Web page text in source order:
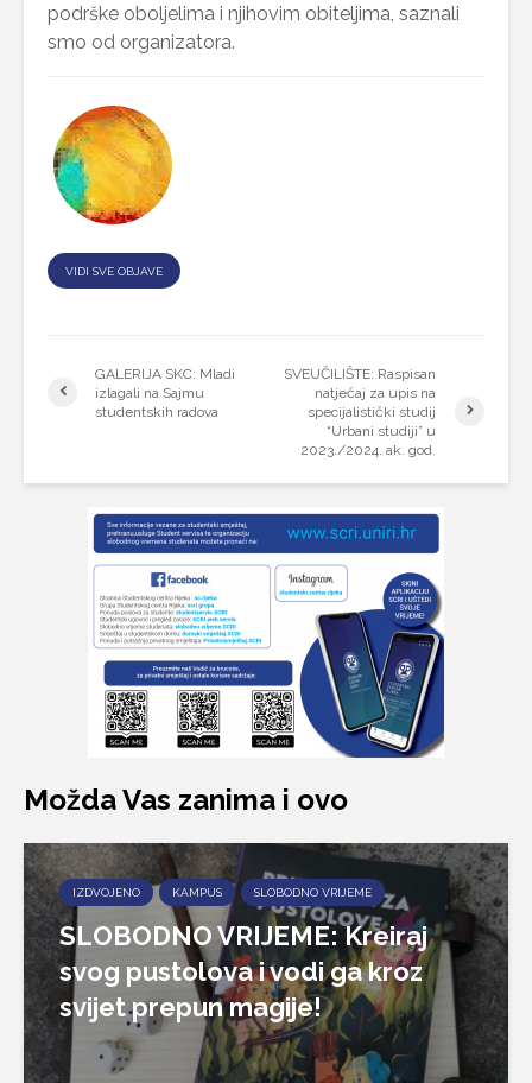
podrške oboljelima i njihovim obiteljima, saznali
smo od organizatora.
VIDI SVE OBJAVE
GALERIJA SKC: Mladi
izlagali na Sajmu
studentskih radova
SVEUČILIŠTE: Raspisan
natječaj za upis na
specijalistički studij
“Urbani studiji” u
2023./2024. ak. god.
Možda Vas zanima i ovo
IZDVOJENO KAMPUS SLOBODNO VRIJEME
SLOBODNO VRIJEME: Kreiraj
svog pustolova i vodi ga kroz
svijet prepun magije!